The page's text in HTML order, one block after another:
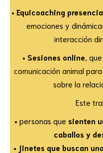
• Equicoaching
emociones y
interacción
• Sesiones online ,
comunicación animal
sobre la
Este
• personas que sienten
caballos y
• jinetes que buscan